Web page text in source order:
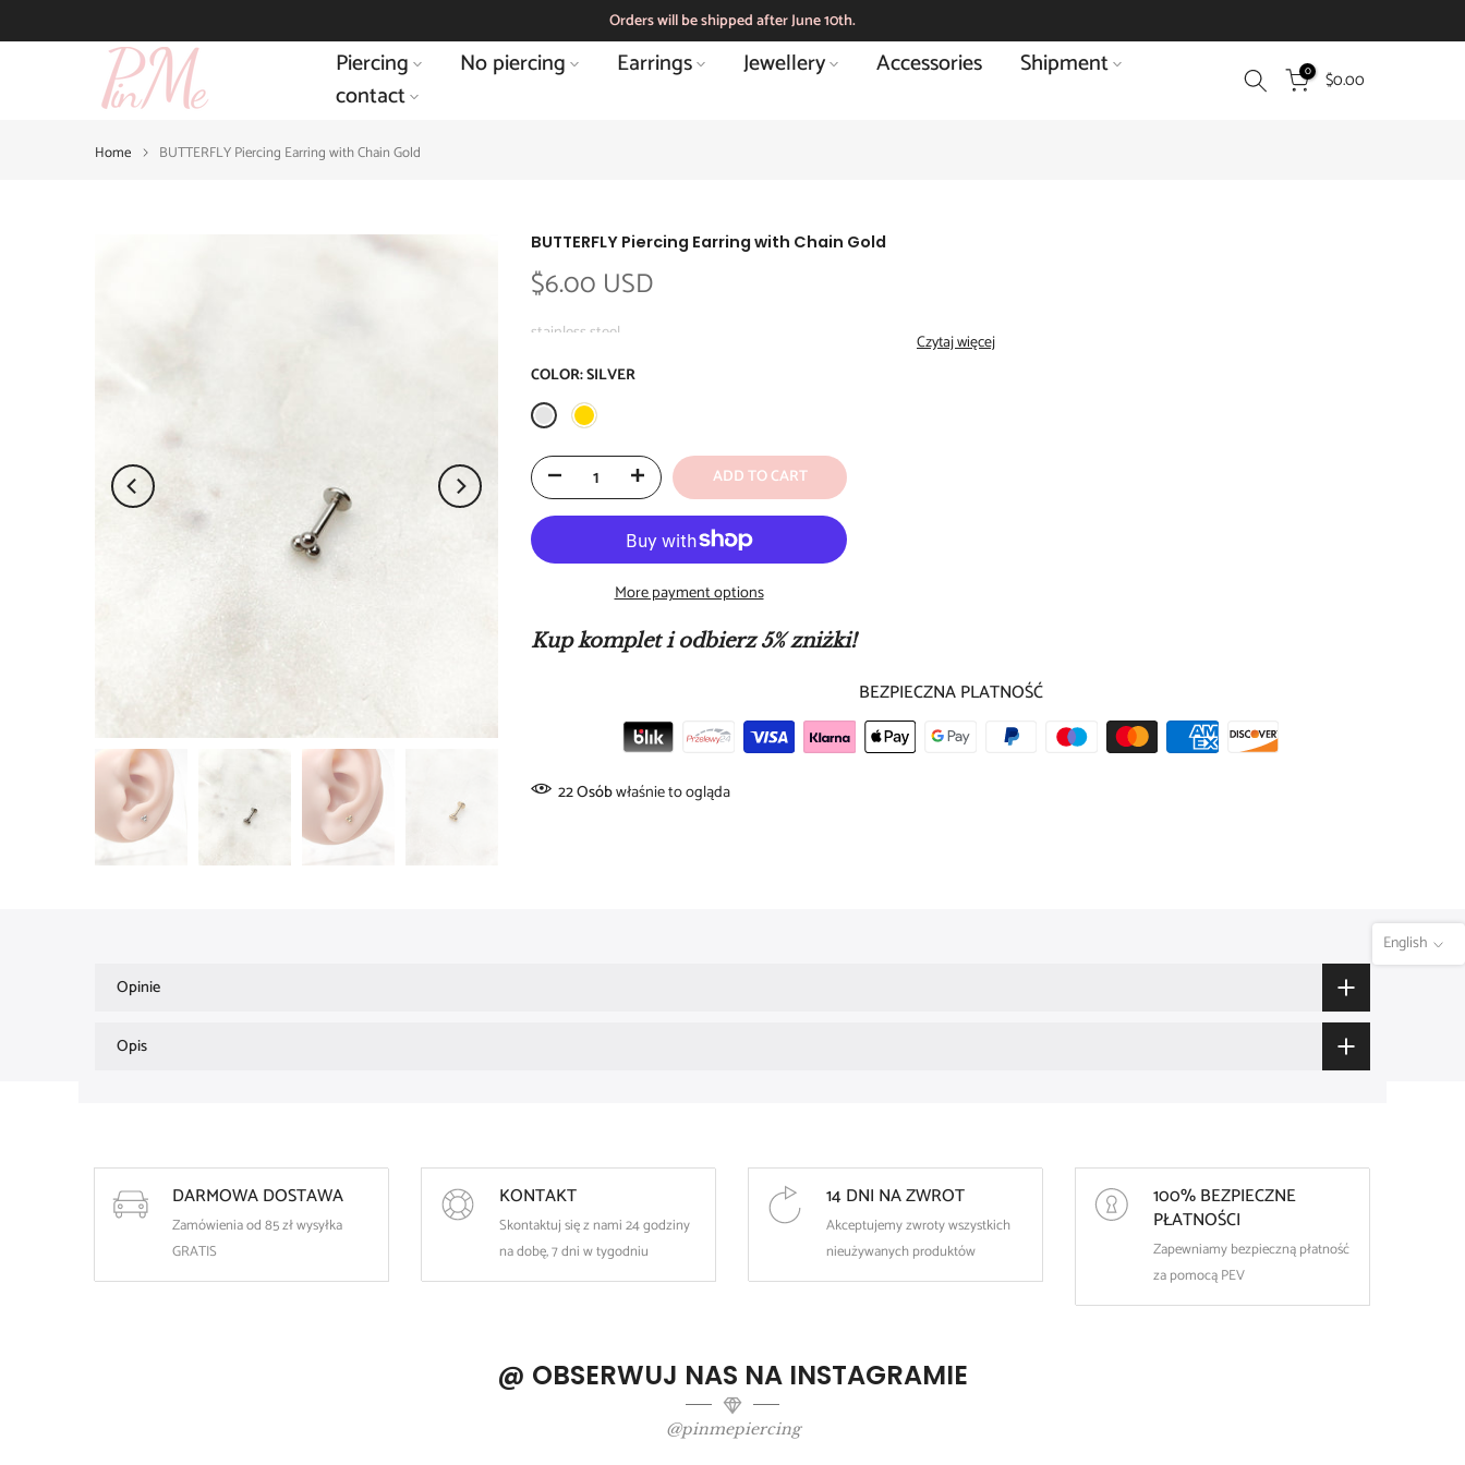
to
Orders will be shipped after June 10th.
Piercing No piercing Earrings Jewellery Accessories
Shipment
contact
0 $0.00
Home BUTTERFLY Piercing Earring with Chain Gold
BUTTERFLY Piercing Earring with Chain Gold
$6.00 USD
stainless steel
Dimensions:
- rod: 6 mm long, thick. 1.2mm
- ball: dia. 4mm
- butterfly: 6.5 x 7 mm
- chain length: 6 mm + cubic zirconia approx. 3.5 mm
Czytaj więcej
COLOR:SILVER
ADD TO CART
More payment options
Kup komplet i odbierz 5% zniżki!
BEZPIECZNA PLATNOŚĆ
16Osóbwłaśnie to ogląda
Opinie
Opis
DARMOWA DOSTAWA
Zamówienia od 85 zł wysyłka
GRATIS
KONTAKT
Skontaktuj się z nami 24 godziny
na dobę, 7 dni w tygodniu
14 DNI NA ZWROT
Akceptujemy zwroty wszystkich
nieużywanych produktów
100% BEZPIECZNE
PŁATNOŚCI
Zapewniamy bezpieczną płatność
za pomocą PEV
@ OBSERWUJ NAS NA INSTAGRAMIE
@pinmepiercing
English